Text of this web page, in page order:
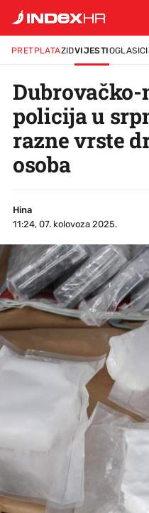
PRETPLATAZIDVIJESTIOGLASI
policija u
razne vrste
osoba
Hina
11:24, 07. kolovoza 2025.